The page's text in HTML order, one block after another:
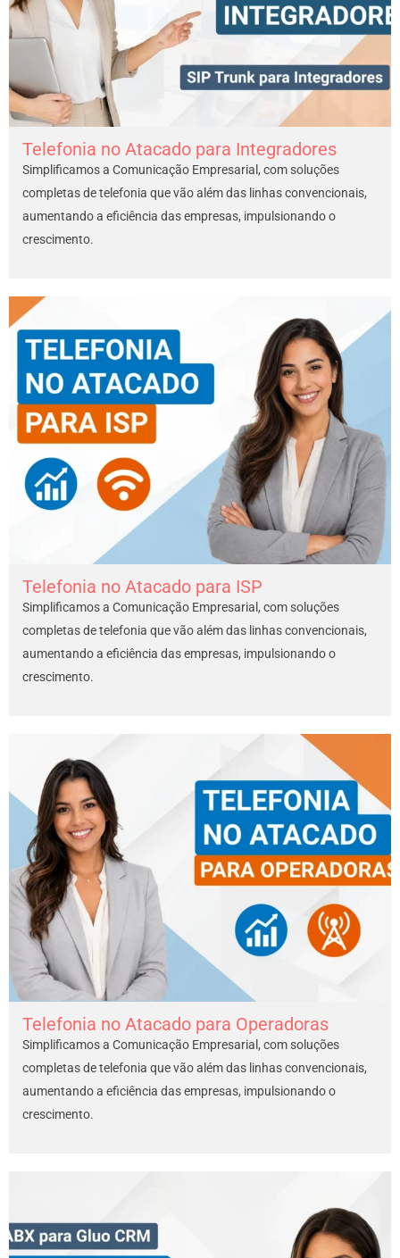
Telefonia no Atacado para Integradores
Simplificamos a Comunicação Empresarial, com soluções
completas de telefonia que vão além das linhas convencionais,
aumentando a eficiência das empresas, impulsionando o
crescimento.
Telefonia no Atacado para ISP
Simplificamos a Comunicação Empresarial, com soluções
completas de telefonia que vão além das linhas convencionais,
aumentando a eficiência das empresas, impulsionando o
crescimento.
Telefonia no Atacado para Operadoras
Simplificamos a Comunicação Empresarial, com soluções
completas de telefonia que vão além das linhas convencionais,
aumentando a eficiência das empresas, impulsionando o
crescimento.